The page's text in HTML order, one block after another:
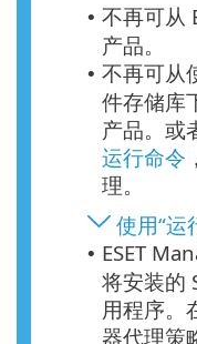
• 不再可从
产品。
• 不再可从
件存储库
产品。或
运行命令
理。
使用“运
• ESET
将安装的
用程序。
器代理策